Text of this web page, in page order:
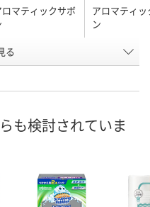
ロマティックサボ
アロマティ
ン
HE76897
り扱い終了しま
お取り扱い終
る
も検討されていま